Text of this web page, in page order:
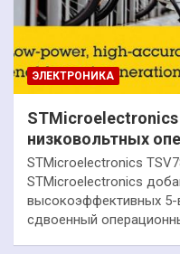
ЭЛЕКТРОНИКА
низковольтных
STMicroelectronics
STMicroelectronics
высокоэффективных 5-
сдвоенный